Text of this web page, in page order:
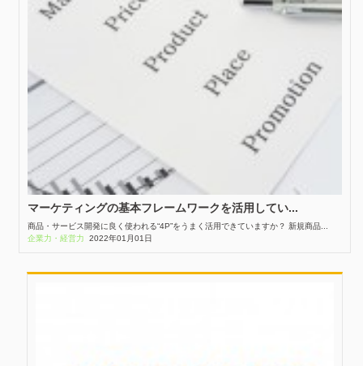
マーケティングの基本フレームワークを活用してい...
商品・サービス開発に良く使われる“4P”をうまく活用できていますか？ 新規商品...
企業力・経営力
2022年01月01日